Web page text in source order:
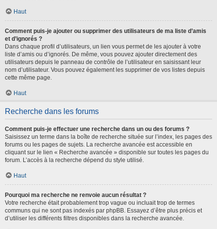
Haut
Comment puis-je ajouter ou supprimer des utilisateurs de ma liste d’amis
et d’ignorés ?
Dans chaque profil d’utilisateurs, un lien vous permet de les ajouter à votre
liste d’amis ou d’ignorés. De même, vous pouvez ajouter directement des
utilisateurs depuis le panneau de contrôle de l’utilisateur en saisissant leur
nom d’utilisateur. Vous pouvez également les supprimer de vos listes depuis
cette même page.
Haut
Recherche dans les forums
Comment puis-je effectuer une recherche dans un ou des forums ?
Saisissez un terme dans la boîte de recherche située sur l’index, les pages des
forums ou les pages de sujets. La recherche avancée est accessible en
cliquant sur le lien « Recherche avancée » disponible sur toutes les pages du
forum. L’accès à la recherche dépend du style utilisé.
Haut
Pourquoi ma recherche ne renvoie aucun résultat ?
Votre recherche était probablement trop vague ou incluait trop de termes
communs qui ne sont pas indexés par phpBB. Essayez d’être plus précis et
d’utiliser les différents filtres disponibles dans la recherche avancée.